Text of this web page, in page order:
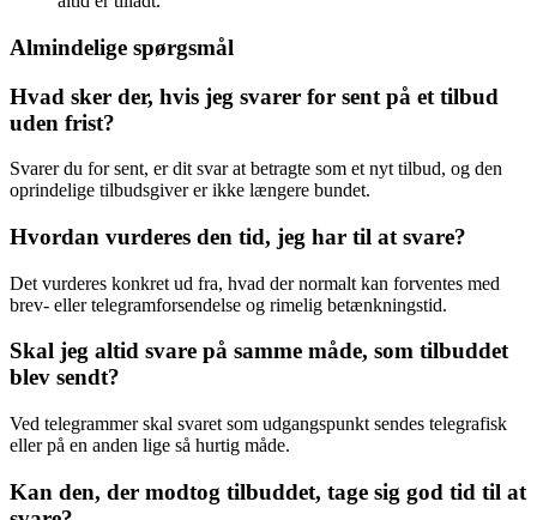
Almindelige spørgsmål
Hvad sker der, hvis jeg svarer for sent på et tilbud
uden frist?
Svarer du for sent, er dit svar at betragte som et nyt tilbud, og den
oprindelige tilbudsgiver er ikke længere bundet.
Hvordan vurderes den tid, jeg har til at svare?
Det vurderes konkret ud fra, hvad der normalt kan forventes med
brev- eller telegramforsendelse og rimelig betænkningstid.
Skal jeg altid svare på samme måde, som tilbuddet
blev sendt?
Ved telegrammer skal svaret som udgangspunkt sendes telegrafisk
eller på en anden lige så hurtig måde.
Kan den, der modtog tilbuddet, tage sig god tid til at